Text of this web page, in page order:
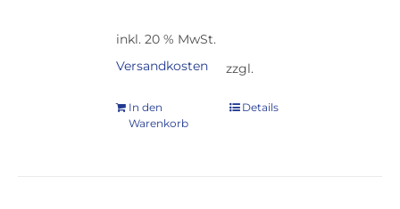
inkl. 20 % MwSt.
zzgl.
Versandkosten
In den
Warenkorb
Details